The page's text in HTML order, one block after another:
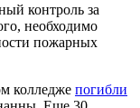
контроль за
необходимо
пожарных
колледже погибли